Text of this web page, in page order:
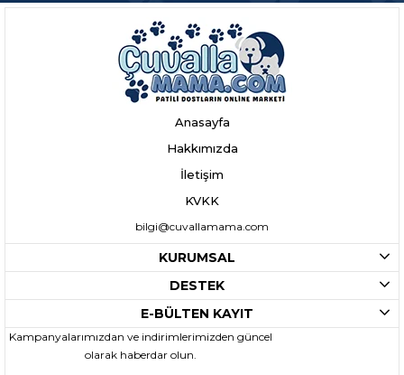
Anasayfa
Hakkımızda
İletişim
KVKK
bilgi@cuvallamama.com
KURUMSAL
DESTEK
E-BÜLTEN KAYIT
Kampanyalarımızdan ve indirimlerimizden güncel
olarak haberdar olun.